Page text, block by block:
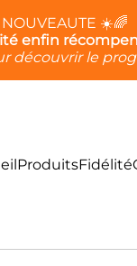
☀️🌈
enfin
découvrir le
ProduitsFidélité